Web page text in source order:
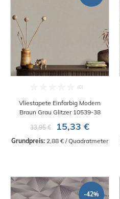
Vliestapete Einfarbig Modern
Braun Grau Glitzer 10539-38
33,95 €
15,33 €
Grundpreis: 2,88 € / Quadratmeter
-42%